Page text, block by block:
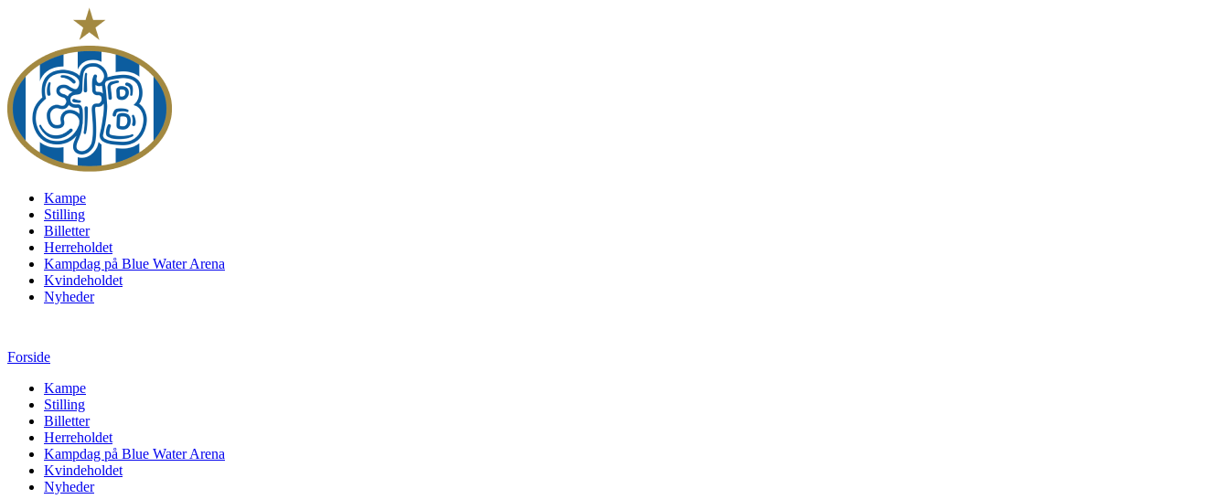
Kampe
Stilling
Billetter
Herreholdet
Kampdag på Blue Water Arena
Kvindeholdet
Nyheder
Forside
Kampe
Stilling
Billetter
Herreholdet
Kampdag på Blue Water Arena
Kvindeholdet
Nyheder